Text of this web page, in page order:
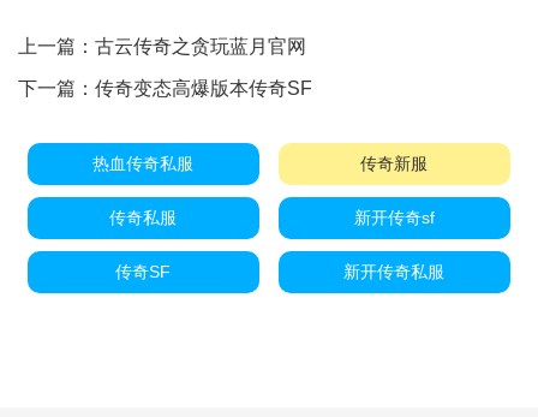
上一篇： 古云传奇之贪玩蓝月官网
下一篇： 传奇变态高爆版本传奇SF
热血传奇私服 传奇新服
传奇私服 新开传奇sf
传奇SF 新开传奇私服